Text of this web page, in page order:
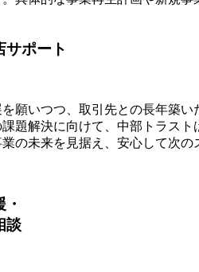
サポート
願いつつ、取引先との長年築
題解決に向けて、中部トラス
の未来を見据え、安心して次
談